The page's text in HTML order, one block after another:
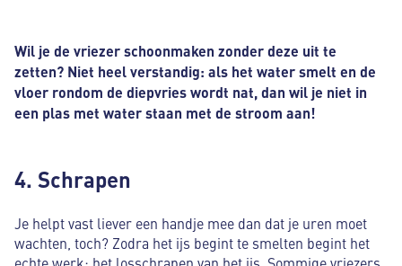
Wil je de vriezer schoonmaken zonder deze uit te
zetten? Niet heel verstandig: als het water smelt en de
vloer rondom de diepvries wordt nat, dan wil je niet in
een plas met water staan met de stroom aan!
4. Schrapen
Je helpt vast liever een handje mee dan dat je uren moet
wachten, toch? Zodra het ijs begint te smelten begint het
echte werk: het losschrapen van het ijs. Sommige vriezers